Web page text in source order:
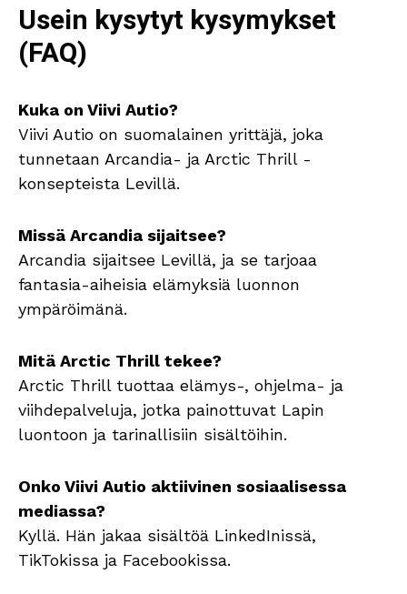
Usein kysytyt kysymykset
(FAQ)
Kuka on Viivi Autio?
Viivi Autio on suomalainen yrittäjä, joka
tunnetaan Arcandia- ja Arctic Thrill -
konsepteista Levillä.
Missä Arcandia sijaitsee?
Arcandia sijaitsee Levillä, ja se tarjoaa
fantasia-aiheisia elämyksiä luonnon
ympäröimänä.
Mitä Arctic Thrill tekee?
Arctic Thrill tuottaa elämys-, ohjelma- ja
viihdepalveluja, jotka painottuvat Lapin
luontoon ja tarinallisiin sisältöihin.
Onko Viivi Autio aktiivinen sosiaalisessa
mediassa?
Kyllä. Hän jakaa sisältöä LinkedInissä,
TikTokissa ja Facebookissa.